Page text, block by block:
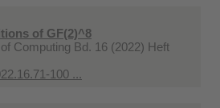
of GF(2)^8
Computing Bd. 16 (2022) Heft
100 ...